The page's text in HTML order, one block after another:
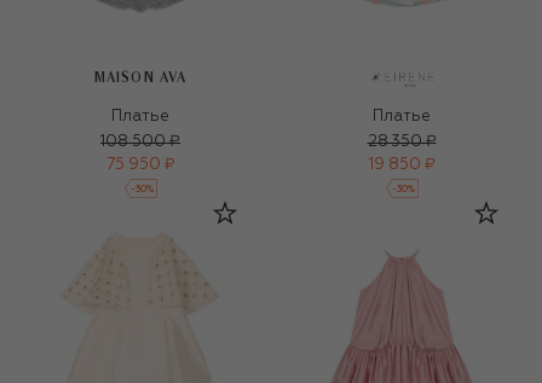
MAISON AVA
Платье
108 500 ₽
75 950 ₽
-30%
Платье
28 350 ₽
19 850 ₽
-30%